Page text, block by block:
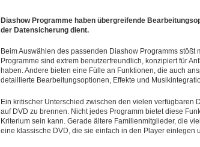
Diashow Programme haben übergreifende
der Datensicherung dient.
Beim Auswählen des passenden Diashow Programms stößt
Programme sind extrem benutzerfreundlich, konzipiert für
haben. Andere bieten eine Fülle an Funktionen, die auch
detaillierte Bearbeitungsoptionen, Effekte und
Ein kritischer Unterschied zwischen den vielen verfügbaren
auf DVD zu brennen. Nicht jedes Programm bietet diese
Kriterium sein kann. Gerade ältere Familienmitglieder, die
eine klassische DVD, die sie einfach in den Player einlegen